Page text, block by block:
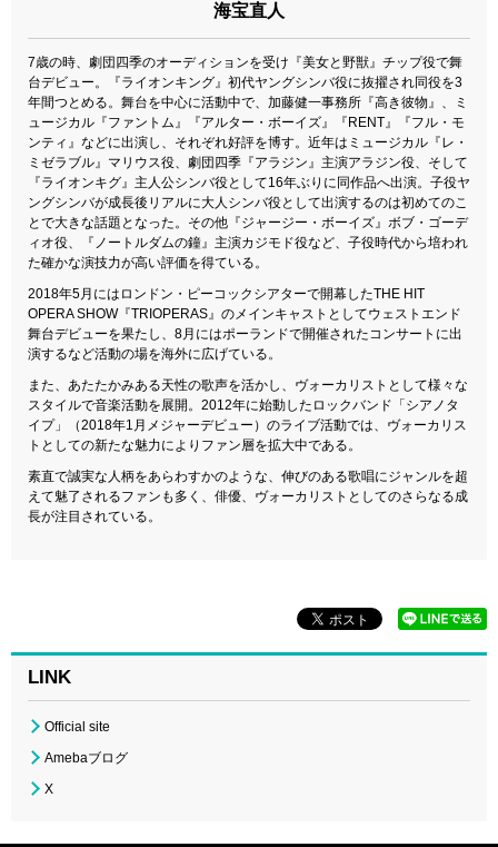
海宝直人
7歳の時、劇団四季のオーディションを受け『美女と野獣』チップ役で舞
台デビュー。『ライオンキング』初代ヤングシンバ役に抜擢され同役を3
年間つとめる。舞台を中心に活動中で、加藤健一事務所『高き彼物』、ミ
ュージカル『ファントム』『アルター・ボーイズ』『RENT』『フル・モ
ンティ』などに出演し、それぞれ好評を博す。近年はミュージカル『レ・
ミゼラブル』マリウス役、劇団四季『アラジン』主演アラジン役、そして
『ライオンキグ』主人公シンバ役として16年ぶりに同作品へ出演。子役ヤ
ングシンバが成長後リアルに大人シンバ役として出演するのは初めてのこ
とで大きな話題となった。その他『ジャージー・ボーイズ』ボブ・ゴーデ
ィオ役、『ノートルダムの鐘』主演カジモド役など、子役時代から培われ
た確かな演技力が高い評価を得ている。
2018年5月にはロンドン・ピーコックシアターで開幕したTHE HIT
OPERA SHOW『TRIOPERAS』のメインキャストとしてウェストエンド
舞台デビューを果たし、8月にはポーランドで開催されたコンサートに出
演するなど活動の場を海外に広げている。
また、あたたかみある天性の歌声を活かし、ヴォーカリストとして様々な
スタイルで音楽活動を展開。2012年に始動したロックバンド「シアノタ
イプ」（2018年1月メジャーデビュー）のライブ活動では、ヴォーカリス
トとしての新たな魅力によりファン層を拡大中である。
素直で誠実な人柄をあらわすかのような、伸びのある歌唱にジャンルを超
えて魅了されるファンも多く、俳優、ヴォーカリストとしてのさらなる成
長が注目されている。
LINK
Official site
Amebaブログ
X